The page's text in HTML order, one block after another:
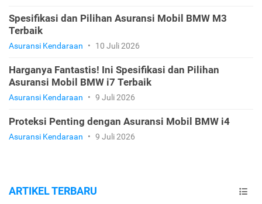
Spesifikasi dan Pilihan Asuransi Mobil BMW M3
Terbaik
Asuransi Kendaraan • 10 Juli 2026
Harganya Fantastis! Ini Spesifikasi dan Pilihan
Asuransi Mobil BMW i7 Terbaik
Asuransi Kendaraan • 9 Juli 2026
Proteksi Penting dengan Asuransi Mobil BMW i4
Asuransi Kendaraan • 9 Juli 2026
ARTIKEL TERBARU